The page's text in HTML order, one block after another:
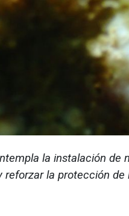
la instalación de
reforzar la protección